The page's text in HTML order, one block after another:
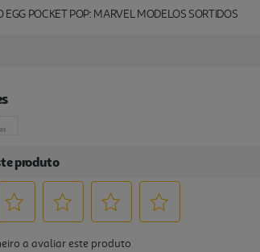
EGG POCKET POP: MARVEL MODELOS SORTIDOS